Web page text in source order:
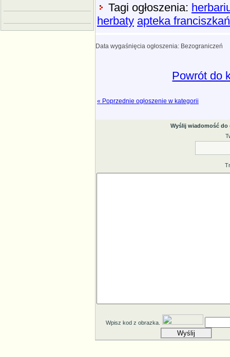
Tagi ogłoszenia:
herbaty apteka
Data wygaśnięcia ogłoszenia: Bezograniczeń
Powrót do
« Poprzednie ogłoszenie w kategorii
Wyślij wiadomość
Wpisz kod z obrazka.